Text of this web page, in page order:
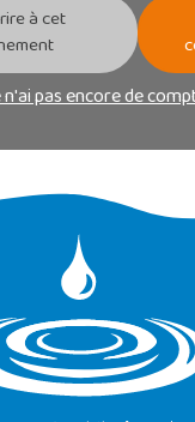
à cet
n'ai pas encore de